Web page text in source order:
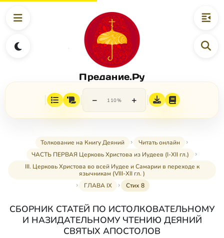
Предание.Ру
− 110% +
Толкование на Книгу Деяний
Читать онлайн
ЧАСТЬ ПЕРВАЯ Церковь Христова из Иудеев (I-XII гл.)
III. Церковь Христова во всей Иудее и Самарии в переходе к
язычникам (VIII-XII гл. )
ГЛАВА IX
Стих 8
СБОРНИК СТАТЕЙ ПО ИСТОЛКОВАТЕЛЬНОМУ
И НАЗИДАТЕЛЬНОМУ ЧТЕНИЮ ДЕЯНИЙ
СВЯТЫХ АПОСТОЛОВ